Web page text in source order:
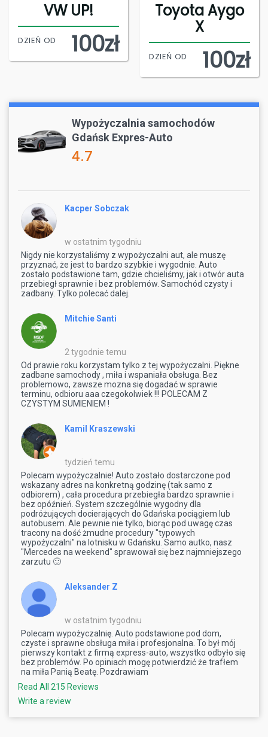
VW UP!
DZIEŃ OD 100zł
Toyota Aygo
X
DZIEŃ OD 100zł
Wypożyczalnia samochodów
Gdańsk Expres-Auto
4.7
Kacper Sobczak
w ostatnim tygodniu
Nigdy nie korzystaliśmy z wypożyczalni aut, ale muszę
przyznać, że jest to bardzo szybkie i wygodnie. Auto
zostało podstawione tam, gdzie chcieliśmy, jak i otwór auta
przebiegł sprawnie i bez problemów. Samochód czysty i
zadbany. Tylko polecać dalej.
Mitchie Santi
2 tygodnie temu
Od prawie roku korzystam tylko z tej wypożyczalni. Piękne
zadbane samochody , miła i wspaniała obsługa. Bez
problemowo, zawsze mozna się dogadać w sprawie
terminu, odbioru aaa czegokolwiek !!! POLECAM Z
CZYSTYM SUMIENIEM !
Kamil Kraszewski
tydzień temu
Polecam wypożyczalnie! Auto zostało dostarczone pod
wskazany adres na konkretną godzinę (tak samo z
odbiorem) , cała procedura przebiegła bardzo sprawnie i
bez opóźnień. System szczególnie wygodny dla
podróżujących docierających do Gdańska pociągiem lub
autobusem. Ale pewnie nie tylko, biorąc pod uwagę czas
tracony na dość żmudne procedury "typowych
wypożyczalni" na lotnisku w Gdańsku. Samo autko, nasz
"Mercedes na weekend" sprawował się bez najmniejszego
zarzutu 🙂
Aleksander Z
w ostatnim tygodniu
Polecam wypożyczalnię. Auto podstawione pod dom,
czyste i sprawne obsługa miła i profesjonalna. To był mój
pierwszy kontakt z firmą express-auto, wszystko odbyło się
bez problemów. Po opiniach mogę potwierdzić że trafłem
na miła Panią Beatę. Pozdrawiam
Read All 215 Reviews
Write a review